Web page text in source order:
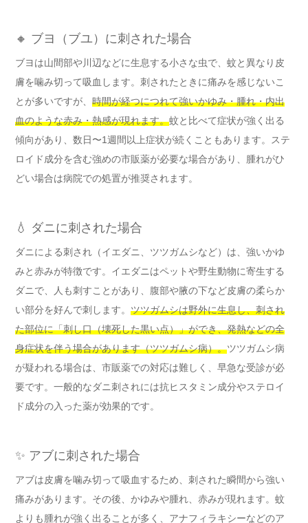
🔸 ブヨ（ブユ）に刺された場合
ブヨは山間部や川辺などに生息する小さな虫で、蚊と異なり皮
膚を噛み切って吸血します。刺されたときに痛みを感じないこ
とが多いですが、 時間が経つにつれて強いかゆみ・腫れ・内出
血のような赤み・熱感が現れます。蚊と比べて症状が強く出る
傾向があり、数日〜1週間以上症状が続くこともあります。ステ
ロイド成分を含む強めの市販薬が必要な場合があり、腫れがひ
どい場合は病院での処置が推奨されます。
💧 ダニに刺された場合
ダニによる刺され（イエダニ、ツツガムシなど）は、強いかゆ
みと赤みが特徴です。イエダニはペットや野生動物に寄生する
ダニで、人も刺すことがあり、腹部や腋の下など皮膚の柔らか
い部分を好んで刺します。 ツツガムシは野外に生息し、刺され
た部位に「刺し口（壊死した黒い点）」ができ、発熱などの全
身症状を伴う場合があります（ツツガムシ病）。ツツガムシ病
が疑われる場合は、市販薬での対応は難しく、早急な受診が必
要です。一般的なダニ刺されには抗ヒスタミン成分やステロイ
ド成分の入った薬が効果的です。
✨ アブに刺された場合
アブは皮膚を噛み切って吸血するため、刺された瞬間から強い
痛みがあります。その後、かゆみや腫れ、赤みが現れます。蚊
よりも腫れが強く出ることが多く、アナフィラキシーなどのア